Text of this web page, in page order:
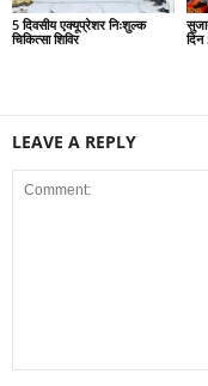
5 दिवसीय एक्यूप्रेशर निःशुल्क
चिकित्सा शिविर
दिन
LEAVE A REPLY